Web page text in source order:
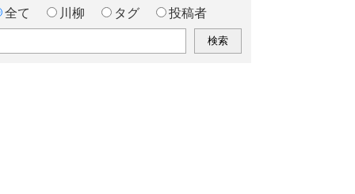
全て 川柳 タグ 投稿者